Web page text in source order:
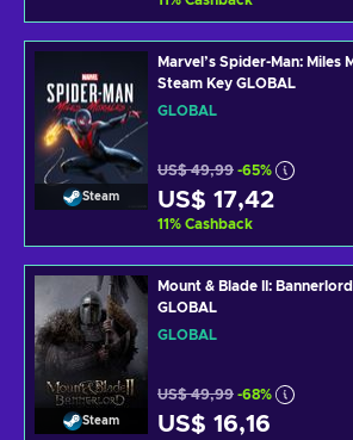
Steam
Marvel’s Spider-Man: Miles
Steam Key GLOBAL
GLOBAL
US$ 49,99 -65%
US$ 17,42
11% Cashback
Steam
Mount & Blade II:
GLOBAL
GLOBAL
US$ 49,99 -68%
US$ 16,16